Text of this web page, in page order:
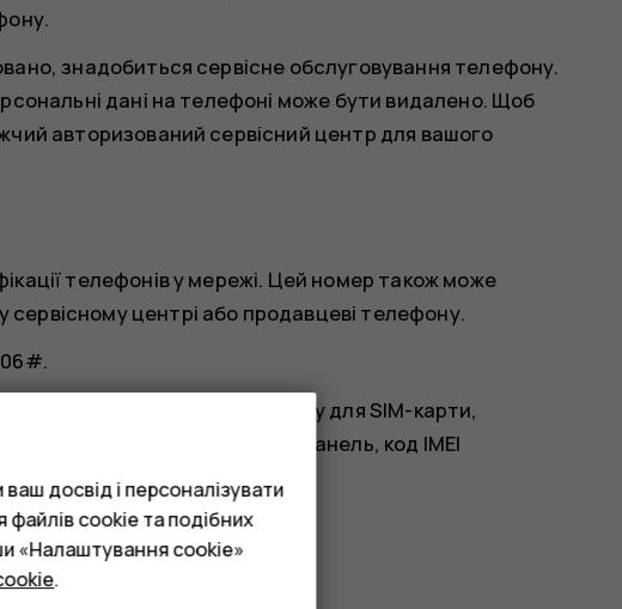
знадобиться сервісне обслуговування телефону.
дані на телефоні може бути видалено. Щоб
авторизований сервісний центр для вашого
телефонів у мережі. Цей номер також може
центрі або продавцеві телефону.
.
на телефоні або на лотку для SIM-карти,
телефону знімна задня панель, код IMEI
упаковці.
досвід і персоналізувати
cookie та подібних
«Налаштування cookie»
.